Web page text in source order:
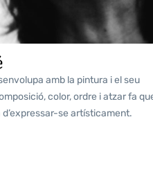
amb la pintura i el seu
color, ordre i atzar fa
se artísticament.